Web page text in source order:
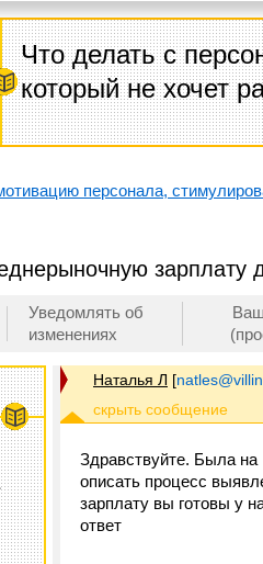
Что делать с
который не хочет
персонала,
зарплату
Уведомлять об
изменениях
Наталья Л [
Здравствуйте. Была
описать процесс
зарплату вы готовы у
ответ